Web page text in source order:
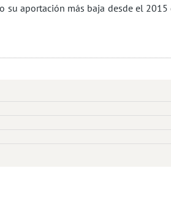
aportación más baja desde el 2015